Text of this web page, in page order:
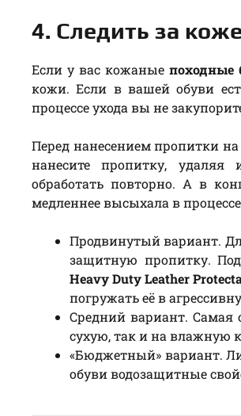
4. Следить за
Если у вас кожаные походные
кожи. Если в вашей обуви
процессе ухода вы не
Перед нанесением пропитки
нанесите пропитку,
обработать повторно. А в
медленнее высыхала в
Продвинутый вариант.
защитную пропитку.
Heavy Duty Leather
погружать её в
Средний вариант. Самая
сухую, так и на влажную
«Бюджетный» вариант.
обуви водозащитные